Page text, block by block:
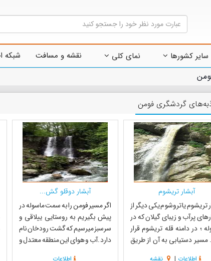
سایر کشورها نمای کلی نقشه و مسافت شبکه
گردشگری فومن
آبشار تریشوم
تریشوم یا تروشوم یکی دیگر از
پرآب و زیبای گیلان که در
؛ در دامنه قله تریشوم قرار
مسیر دستیابی به آن از طریق
اطلاعات | نقشه
آبشار دوقلو گش...
اگر مسیر فومن را به سمت ماسوله در
پیش بگیریم به روستایی ییلاقی و
سرسبز میرسیم که گشت رودخان نام
دارد .آب و هوای این منطقه معتدل و
اطلاعات